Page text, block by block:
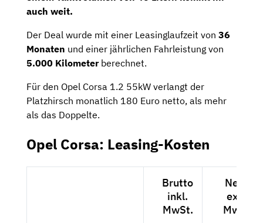
auch weit.
Der Deal wurde mit einer Leasinglaufzeit von 36
Monaten und einer jährlichen Fahrleistung von
5.000 Kilometerberechnet.
Für den Opel Corsa 1.2 55kW verlangt der
Platzhirsch monatlich 180 Euro netto, als mehr
als das Doppelte.
Opel Corsa: Leasing-Kosten
Brutto
inkl.
MwSt.
Netto
exkl.
MwSt.